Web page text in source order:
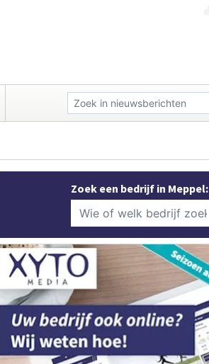
Zoek een bedrijf in Meppel: